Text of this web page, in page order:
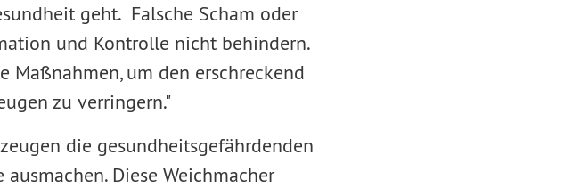
geht. Falsche Scham oder
und Kontrolle nicht behindern.
Maßnahmen, um den erschreckend
zu verringern."
die gesundheitsgefährdenden
Diese Weichmacher